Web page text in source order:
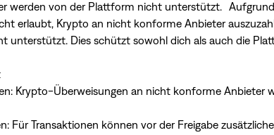
werden von der Plattform nicht unterstützt. Aufgrund
erlaubt, Krypto an nicht konforme Anbieter
Dies schützt sowohl dich als auch die
Krypto-Überweisungen an nicht konforme
Für Transaktionen können vor der Freigabe